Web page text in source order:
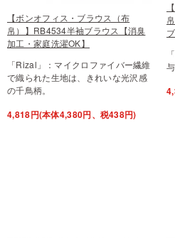
【ボンオフィス・ブラウス（布
帛）】RB4534半袖ブラウス【消臭
加工・家庭洗濯OK】
「Rizal」：マイクロファイバー繊維
で織られた生地は、きれいな光沢感
の千鳥柄。
4,818円(本体4,380円、税438円)